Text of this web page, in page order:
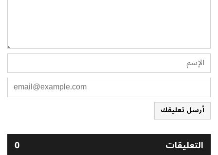
أرسل تعليقك
التعليقات 0